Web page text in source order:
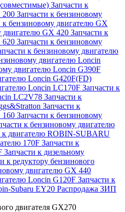
Запчасти к
200 Запчасти к бензиновому
к бензиновому двигателю GX
двигателю GX 420 Запчасти к
620 Запчасти к бензиновому
к бензиновому двигателю
двигателю Loncin
двигателю Loncin G390F
Loncin G420F(FD)
Loncin LC170F Запчасти к
LC2V78 Запчасти к
Запчасти к
160 Запчасти к бензиновому
к бензиновому двигателю
к двигателю ROBIN-SUBARU
170F Запчасти к
Запчасти к дизельному
к редуктору бензинового
двигателю GX 440
Loncin G120F Запчасти к
Subaru EY20 Распродажа ЗИП
двигателя GX270